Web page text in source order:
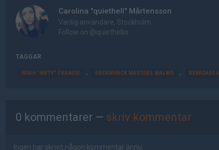
Carolina "quiethell" Mårtensson
Vanlig användare, Stockholm
Follow on @quiethellis
TAGGAR
NOAH "NIFTY" FRANCIS , DREAMHACK MASTERS MALMÖ , RENEGADES
0 kommentarer — skriv kommentar
Ingen har skrivit någon kommentar ännu.